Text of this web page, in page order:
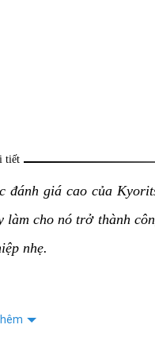
tiết
đánh giá cao của
cho nó trở thành
nhẹ.